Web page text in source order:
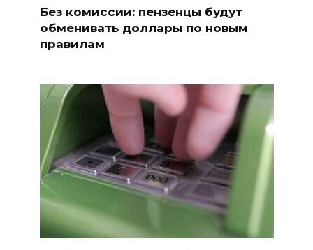
Без комиссии: пензенцы будут
обменивать доллары по новым
правилам